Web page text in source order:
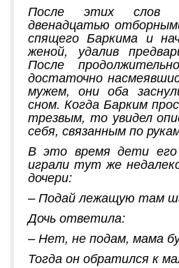
После этих слов
двенадцатью
спящего Баркима и
женой, удалив
После
достаточно
мужем, они оба
сном. Когда Барким
трезвым, то увидел
себя, связанным по
В это время дети
играли тут же
дочери:
– Подай лежащую там
Дочь ответила:
– Нет, не подам, мама
Тогда он обратился к